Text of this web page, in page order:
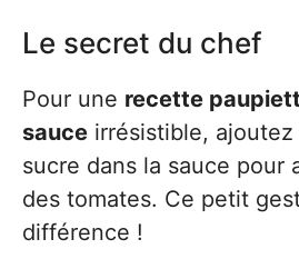
Le secret du chef
Pour une recette
sauce irrésistible,
sucre dans la sauce pour
des tomates. Ce petit
différence !